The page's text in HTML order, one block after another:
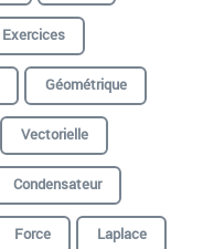
Exercices
Géométrique
Vectorielle
Condensateur
Force
Laplace